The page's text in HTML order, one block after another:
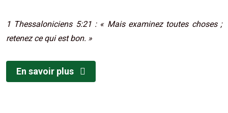
1 Thessaloniciens 5:21 : « Mais examinez toutes choses ;
retenez ce qui est bon. »
En savoir plus